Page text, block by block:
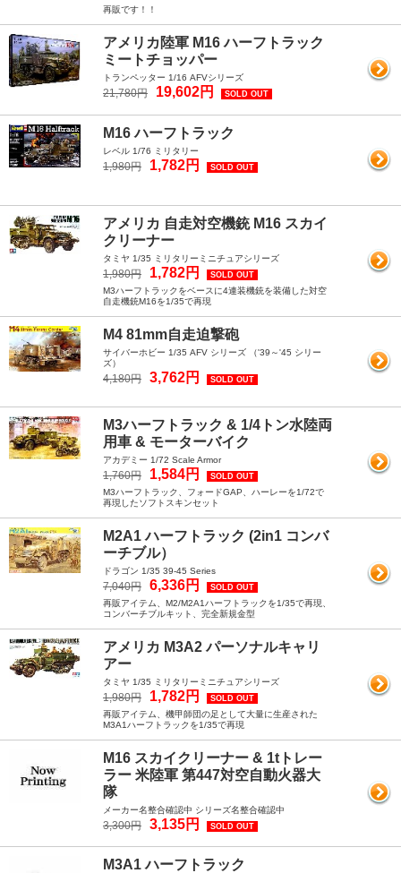
再販です！！
アメリカ陸軍 M16 ハーフトラック
ミートチョッパー
トランペッター 1/16 AFVシリーズ
21,780円 19,602円 SOLD OUT
M16 ハーフトラック
レベル 1/76 ミリタリー
1,980円 1,782円 SOLD OUT
アメリカ 自走対空機銃 M16 スカイ
クリーナー
タミヤ 1/35 ミリタリーミニチュアシリーズ
1,980円 1,782円 SOLD OUT
M3ハーフトラックをベースに4連装機銃を装備した対空
自走機銃M16を1/35で再現
M4 81mm自走迫撃砲
サイバーホビー 1/35 AFV シリーズ （'39～'45 シリー
ズ）
4,180円 3,762円 SOLD OUT
M3ハーフトラック & 1/4トン水陸両
用車 & モーターバイク
アカデミー 1/72 Scale Armor
1,760円 1,584円 SOLD OUT
M3ハーフトラック、フォードGAP、ハーレーを1/72で
再現したソフトスキンセット
M2A1 ハーフトラック (2in1 コンバ
ーチブル）
ドラゴン 1/35 39-45 Series
7,040円 6,336円 SOLD OUT
再販アイテム、M2/M2A1ハーフトラックを1/35で再現、
コンバーチブルキット、完全新規金型
アメリカ M3A2 パーソナルキャリ
アー
タミヤ 1/35 ミリタリーミニチュアシリーズ
1,980円 1,782円 SOLD OUT
再販アイテム、機甲師団の足として大量に生産された
M3A1ハーフトラックを1/35で再現
M16 スカイクリーナー & 1tトレー
ラー 米陸軍 第447対空自動火器大
隊
メーカー名整合確認中 シリーズ名整合確認中
3,300円 3,135円 SOLD OUT
M3A1 ハーフトラック